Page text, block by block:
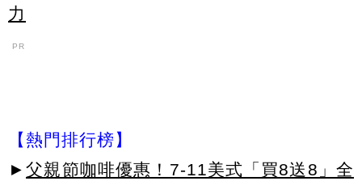
力
PR
【熱門排行榜】
► 父親節咖啡優惠！7-11美式「買8送8」全